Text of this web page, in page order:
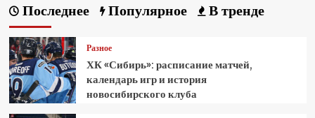
Последнее Популярное В тренде
Разное
ХК «Сибирь»: расписание матчей,
календарь игр и история
новосибирского клуба